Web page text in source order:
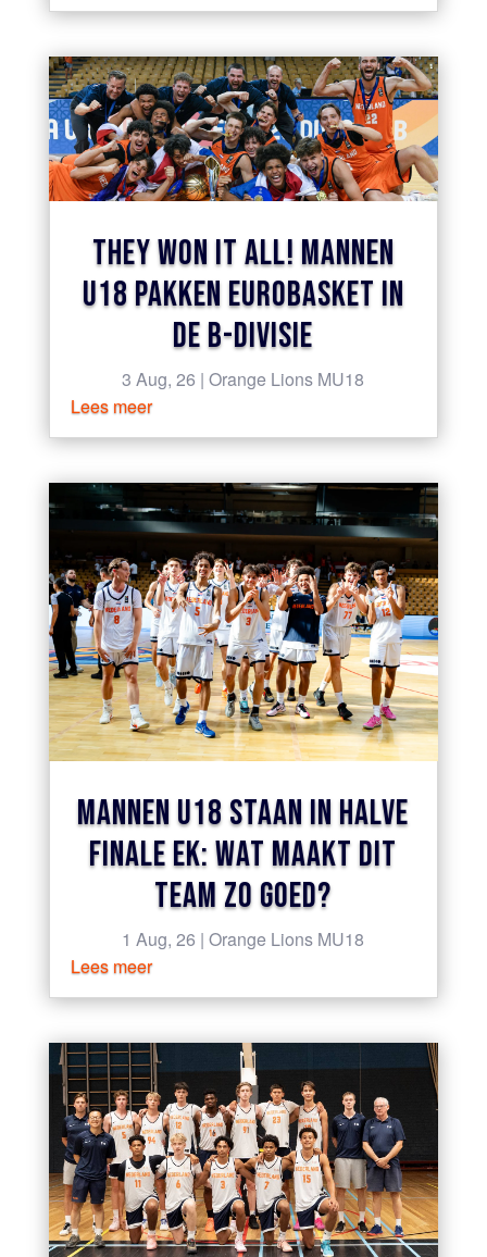
THEY WON IT ALL! MANNEN
U18 PAKKEN EUROBASKET IN
DE B-DIVISIE
3 Aug, 26 |Orange Lions MU18
Lees meer
MANNEN U18 STAAN IN HALVE
FINALE EK: WAT MAAKT DIT
TEAM ZO GOED?
1 Aug, 26 |Orange Lions MU18
Lees meer